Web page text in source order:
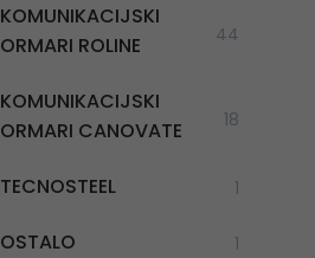
KOMUNIKACIJSKI
ORMARI ROLINE
44
KOMUNIKACIJSKI
ORMARI CANOVATE
18
TECNOSTEEL 1
OSTALO 1